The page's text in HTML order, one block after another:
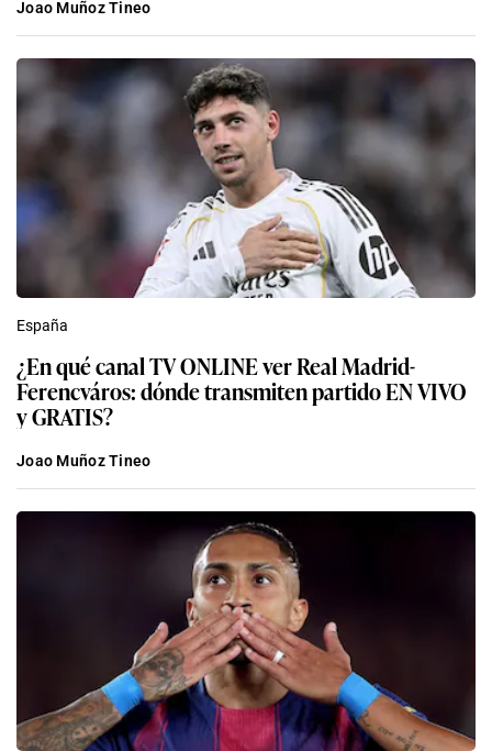
Joao Muñoz Tineo
España
¿En qué canal TV ONLINE ver Real Madrid-
Ferencváros: dónde transmiten partido EN VIVO
y GRATIS?
Joao Muñoz Tineo